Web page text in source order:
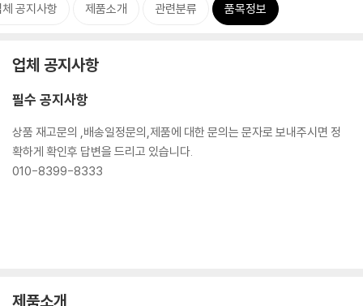
공지사항 제품소개 관련분류 품목정보
업체 공지사항
필수 공지사항
상품 재고문의 ,배송일정문의,제품에 대한 문의는 문자로 보내주시면 정
확하게 확인후 답변을 드리고 있습니다.
010-8399-8333
제품소개